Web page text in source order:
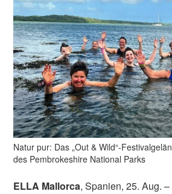
Natur pur: Das „Out & Wild“-
des Pembrokeshire National Parks
ELLA Mallorca, Spanien, 25. Aug.